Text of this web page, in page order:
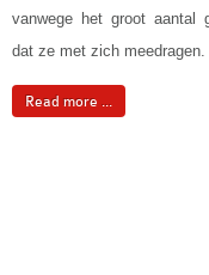
vanwege het groot aantal
dat ze met zich meedragen.
Read more ...